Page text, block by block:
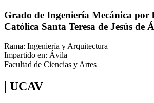
Grado de Ingeniería Mecánica por
Católica Santa Teresa de Jesús de
Rama: Ingeniería y Arquitectura
Impartido en: Ávila |
Facultad de Ciencias y Artes
| UCAV